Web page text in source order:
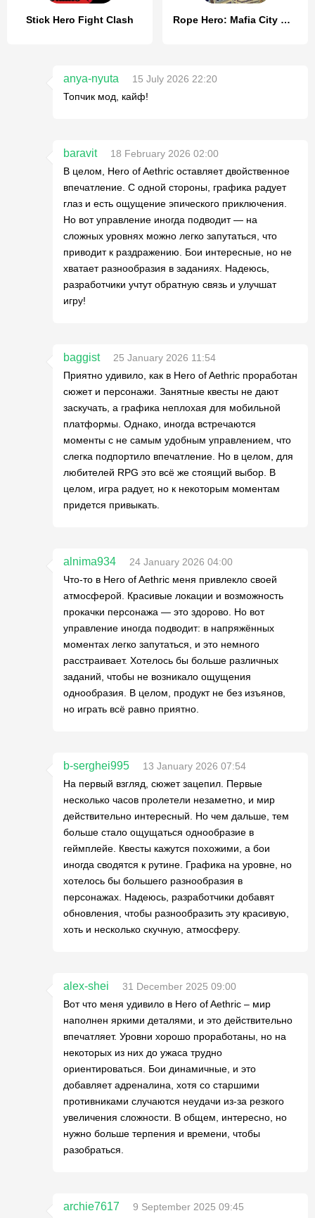
Stick Hero Fight Clash Rope Hero: Mafia City Wars
anya-nyuta
15 July 2026 22:20
Топчик мод, кайф!
baravit
18 February 2026 02:00
В целом, Hero of Aethric оставляет двойственное
впечатление. С одной стороны, графика радует
глаз и есть ощущение эпического приключения.
Но вот управление иногда подводит — на
сложных уровнях можно легко запутаться, что
приводит к раздражению. Бои интересные, но не
хватает разнообразия в заданиях. Надеюсь,
разработчики учтут обратную связь и улучшат
игру!
baggist
25 January 2026 11:54
Приятно удивило, как в Hero of Aethric проработан
сюжет и персонажи. Занятные квесты не дают
заскучать, а графика неплохая для мобильной
платформы. Однако, иногда встречаются
моменты с не самым удобным управлением, что
слегка подпортило впечатление. Но в целом, для
любителей RPG это всё же стоящий выбор. В
целом, игра радует, но к некоторым моментам
придется привыкать.
alnima934
24 January 2026 04:00
Что-то в Hero of Aethric меня привлекло своей
атмосферой. Красивые локации и возможность
прокачки персонажа — это здорово. Но вот
управление иногда подводит: в напряжённых
моментах легко запутаться, и это немного
расстраивает. Хотелось бы больше различных
заданий, чтобы не возникало ощущения
однообразия. В целом, продукт не без изъянов,
но играть всё равно приятно.
b-serghei995
13 January 2026 07:54
На первый взгляд, сюжет зацепил. Первые
несколько часов пролетели незаметно, и мир
действительно интересный. Но чем дальше, тем
больше стало ощущаться однообразие в
геймплейе. Квесты кажутся похожими, а бои
иногда сводятся к рутине. Графика на уровне, но
хотелось бы большего разнообразия в
персонажах. Надеюсь, разработчики добавят
обновления, чтобы разнообразить эту красивую,
хоть и несколько скучную, атмосферу.
alex-shei
31 December 2025 09:00
Вот что меня удивило в Hero of Aethric – мир
наполнен яркими деталями, и это действительно
впечатляет. Уровни хорошо проработаны, но на
некоторых из них до ужаса трудно
ориентироваться. Бои динамичные, и это
добавляет адреналина, хотя со старшими
противниками случаются неудачи из-за резкого
увеличения сложности. В общем, интересно, но
нужно больше терпения и времени, чтобы
разобраться.
archie7617
9 September 2025 09:45